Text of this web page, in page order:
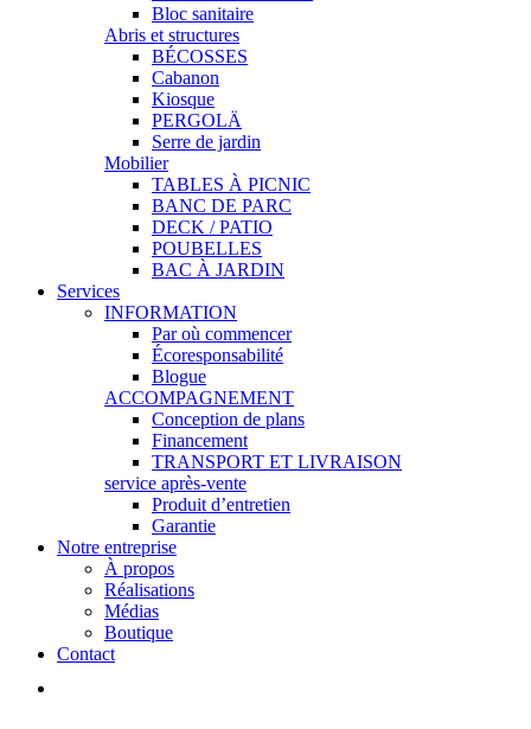
Bloc sanitaire
Abris et structures
BÉCOSSES
Cabanon
Kiosque
PERGOLÄ
Serre de jardin
Mobilier
TABLES À PICNIC
BANC DE PARC
DECK / PATIO
POUBELLES
BAC À JARDIN
Services
INFORMATION
Par où commencer
Écoresponsabilité
Blogue
ACCOMPAGNEMENT
Conception de plans
Financement
TRANSPORT ET LIVRAISON
service après-vente
Produit d’entretien
Garantie
Notre entreprise
À propos
Réalisations
Médias
Boutique
Contact